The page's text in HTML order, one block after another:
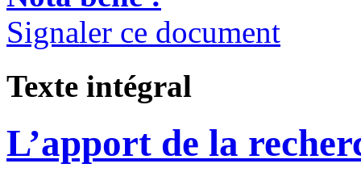
Signaler ce document
Texte intégral
L’apport de la